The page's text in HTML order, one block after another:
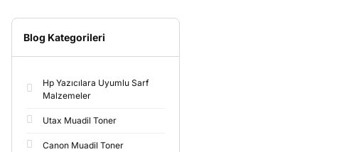
Blog Kategorileri
Hp Yazıcılara Uyumlu Sarf
Malzemeler
Utax Muadil Toner
Canon Muadil Toner